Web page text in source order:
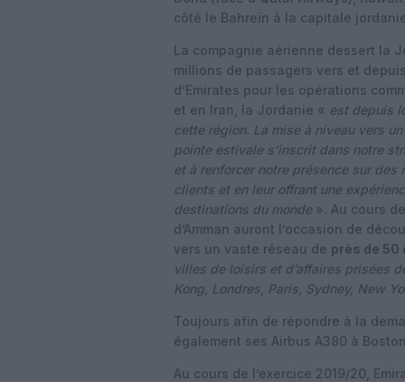
côté le Bahreïn à la capitale
La compagnie aérienne dessert la
millions de passagers vers et
d’Emirates pour les opérations
et en Iran, la Jordanie « est depuis
cette région. La mise à niveau vers
pointe estivale s’inscrit dans notre
et à renforcer notre présence sur des
clients et en leur offrant une
destinations du monde ». Au cours
d’Amman auront l’occasion de
vers un vaste réseau de près de 50
villes de loisirs et d’affaires prisées
Kong, Londres, Paris, Sydney, New
Toujours afin de répondre à la
également ses Airbus A380 à
Au cours de l’exercice 2019/20,